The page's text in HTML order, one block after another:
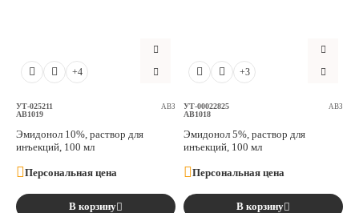
Шовный материал
Хирургические инструменты
+4
УТ-025211
AB1019
АВЗ
Эмидонол 10%, раствор для
инъекций, 100 мл
Персональная цена
В корзину
+3
УТ-00022825
AB1018
АВЗ
Эмидонол 5%, раствор для
инъекций, 100 мл
Персональная цена
В корзину